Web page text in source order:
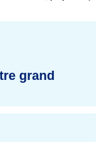
grand